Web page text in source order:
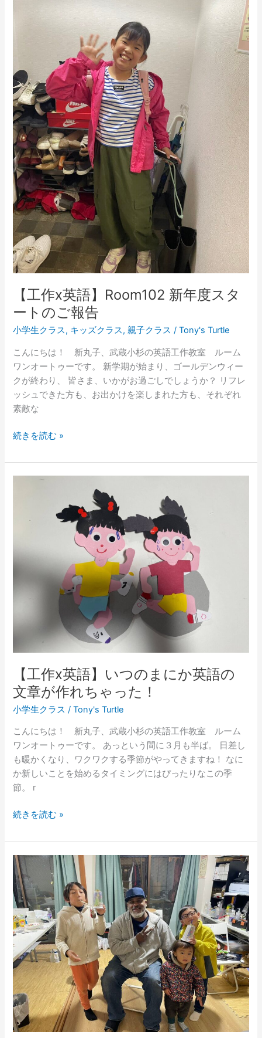
と
と
き
で
し
た
♪
【工作x英語】Room102 新年度スタ
ートのご報告
小学生クラス, キッズクラス,親子クラス /Tony's Turtle
こんにちは！ 新丸子、武蔵小杉の英語工作教室 ルーム
ワンオートゥーです。 新学期が始まり、ゴールデンウィー
クが終わり、 皆さま、いかがお過ごしでしょうか？ リフレ
ッシュできた方も、お出かけを楽しまれた方も、それぞれ
素敵な
度
ス
タ
ー
ト
の
ご
報
告
続きを読む »
【工作x英語】いつのまにか英語の
文章が作れちゃった！
小学生クラス /Tony's Turtle
こんにちは！ 新丸子、武蔵小杉の英語工作教室 ルーム
ワンオートゥーです。 あっという間に３月も半ば。 日差し
も暖かくなり、ワクワクする季節がやってきますね！ なに
か新しいことを始めるタイミングにはぴったりなこの季
節。 r
つ
語
章
が
れ
ち
ゃ
っ
た！
続きを読む »
英
語
工
作
教
室
「ク
リ
ス
マ
ス
イ
ベ